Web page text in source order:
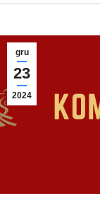
gru
23
2024